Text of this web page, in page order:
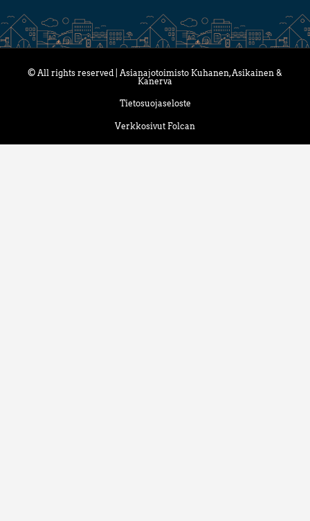
© All rights reserved | Asianajotoimisto Kuhanen, Asikainen &
Kanerva
Tietosuojaseloste
Verkkosivut Folcan